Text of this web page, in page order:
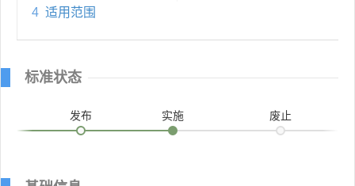
4 适用范围
标准状态
发布 实施 废止